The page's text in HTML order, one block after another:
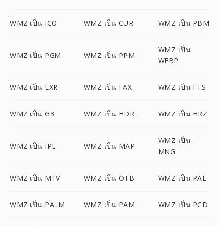
WMZ เป็น ICO WMZ เป็น CUR WMZ เป็น PBM
WMZ เป็น PGM WMZ เป็น PPM
WMZ เป็น
WEBP
WMZ เป็น EXR WMZ เป็น FAX WMZ เป็น FTS
WMZ เป็น G3 WMZ เป็น HDR WMZ เป็น HRZ
WMZ เป็น IPL WMZ เป็น MAP
WMZ เป็น
MNG
WMZ เป็น MTV WMZ เป็น OTB WMZ เป็น PAL
WMZ เป็น PALM WMZ เป็น PAM WMZ เป็น PCD